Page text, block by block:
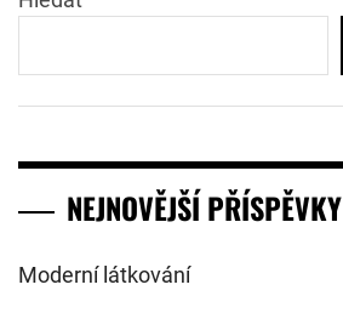
NEJNOVĚJŠÍ PŘÍSPĚVKY
Moderní látkování